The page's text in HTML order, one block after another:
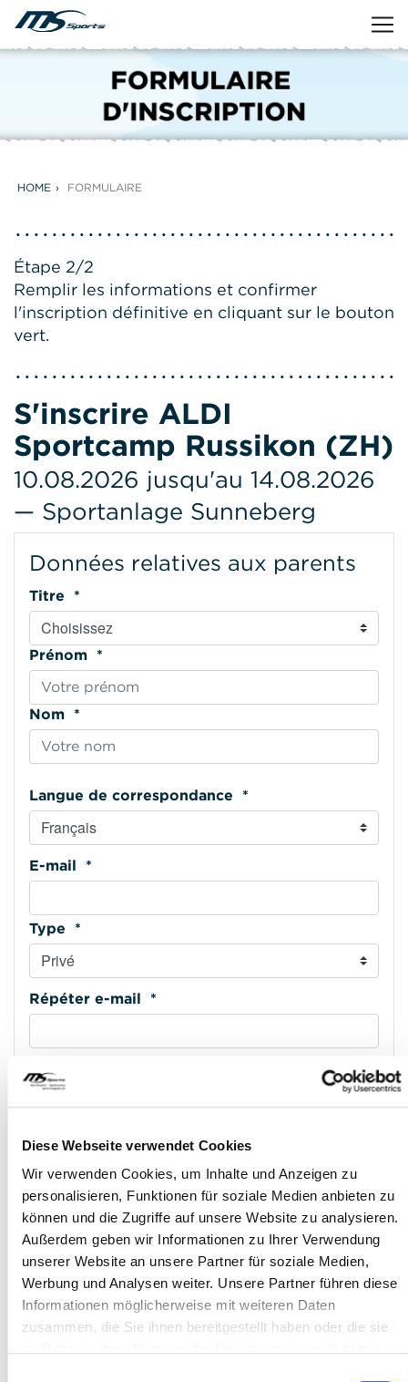
Diese Webseite verwendet Cookies
Wir verwenden Cookies, um Inhalte und Anzeigen zu
personalisieren, Funktionen für soziale Medien anbieten zu
können und die Zugriffe auf unsere Website zu analysieren.
Außerdem geben wir Informationen zu Ihrer Verwendung
unserer Website an unsere Partner für soziale Medien,
Werbung und Analysen weiter. Unsere Partner führen diese
Informationen möglicherweise mit weiteren Daten
zusammen, die Sie ihnen bereitgestellt haben oder die sie
HOME FORMULAIRE
Étape 2/2
Remplir les informations et confirmer
l'inscription définitive en cliquant sur le bouton
vert.
S'inscrire ALDI
Sportcamp Russikon (ZH)
10.08.2026 jusqu'au 14.08.2026
— Sportanlage Sunneberg
Données relatives aux parents
Titre *
Prénom *
Nom *
Langue de correspondance *
E-mail *
Type *
Répéter e-mail *
Adresse ligne 1 *
Code postal *